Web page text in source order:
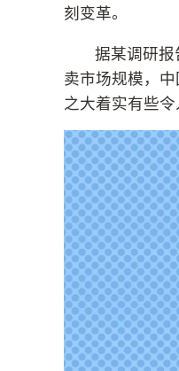
刻变革。
据某调研
卖市场规模，
之大着实有些令